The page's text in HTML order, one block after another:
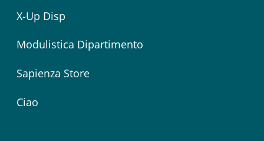
X-Up Disp
Modulistica Dipartimento
Sapienza Store
Ciao